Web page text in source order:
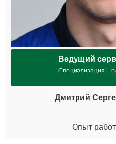
Ведущий
Специализация –
Дмитрий
Опыт